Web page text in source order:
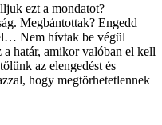
ezt a mondatot?
Megbántottak? Engedd
Nem hívtak be végül
határ, amikor valóban el kell
az elengedést és
hogy megtörhetetlennek